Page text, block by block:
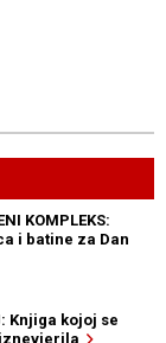
KOMPLEKS:
i batine za Dan
Knjiga kojoj se